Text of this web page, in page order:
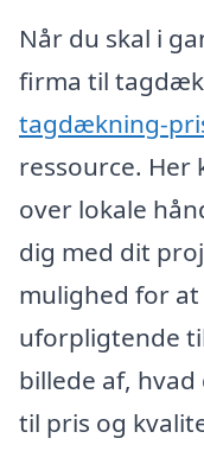
Når du skal i
firma til
tagdækning-
ressource. Her
over lokale
dig med dit
mulighed for
uforpligtende
billede af,
til pris og